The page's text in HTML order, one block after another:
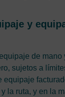
y
de mano
sujetos a
equipaje
la ruta, y en la